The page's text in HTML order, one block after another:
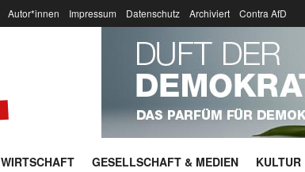
Autor*innen Impressum Datenschutz Archiviert Contra AfD
WIRTSCHAFT GESELLSCHAFT & MEDIEN KULTUR